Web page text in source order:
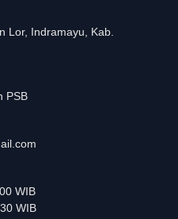
Lor, Indramayu, Kab.
PSB
WIB
WIB